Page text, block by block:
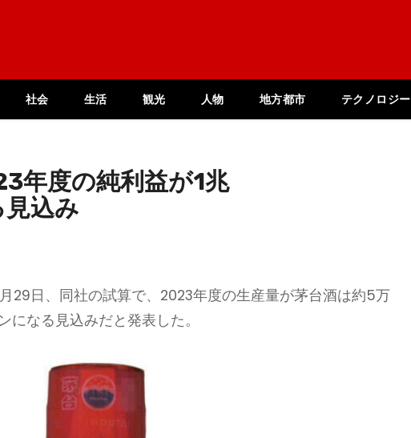
社会 生活 観光 人物 地方都市 テクノロジー
年度の純利益が1兆
込み
29日、同社の試算で、2023年度の生産量が茅台酒は約5万
なる見込みだと発表した。